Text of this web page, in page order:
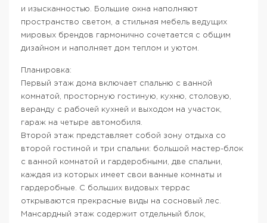
и изысканностью. Большие окна наполняют
пространство светом, а стильная мебель ведущих
мировых брендов гармонично сочетается с общим
дизайном и наполняет дом теплом и уютом.
Планировка:
Первый этаж дома включает спальню с ванной
комнатой, просторную гостиную, кухню, столовую,
веранду с рабочей кухней и выходом на участок,
гараж на четыре автомобиля.
Второй этаж представляет собой зону отдыха со
второй гостиной и три спальни: большой мастер-блок
с ванной комнатой и гардеробными, две спальни,
каждая из которых имеет свои ванные комнаты и
гардеробные. С больших видовых террас
открываются прекрасные виды на сосновый лес.
Мансардный этаж содержит отдельный блок,